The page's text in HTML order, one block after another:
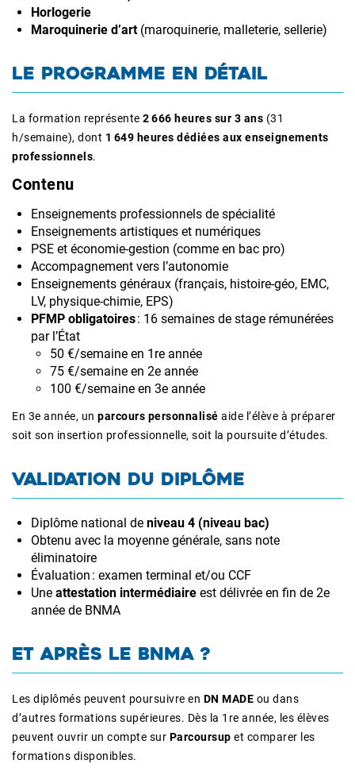
Horlogerie
Maroquinerie d’art(maroquinerie, malleterie, sellerie)
LE PROGRAMME EN DÉTAIL
La formation représente 2 666 heures sur 3 ans (31
h/semaine), dont 1 649 heures dédiées aux enseignements
professionnels.
Contenu
Enseignements professionnels de spécialité
Enseignements artistiques et numériques
PSE et économie-gestion (comme en bac pro)
Accompagnement vers l’autonomie
Enseignements généraux (français, histoire-géo, EMC,
LV, physique-chimie, EPS)
PFMP obligatoires: 16 semaines de stage rémunérées
par l’État
50 €/semaine en 1re année
75 €/semaine en 2e année
100 €/semaine en 3e année
En 3e année, un parcours personnalisé aide l’élève à préparer
soit son insertion professionnelle, soit la poursuite d’études.
VALIDATION DU DIPLÔME
Diplôme national de niveau 4 (niveau bac)
Obtenu avec la moyenne générale, sans note
éliminatoire
Évaluation : examen terminal et/ou CCF
Une attestation intermédiaire est délivrée en fin de 2e
année de BNMA
ET APRÈS LE BNMA ?
Les diplômés peuvent poursuivre en DN MADE ou dans
d’autres formations supérieures. Dès la 1re année, les élèves
peuvent ouvrir un compte sur Parcoursup et comparer les
formations disponibles.